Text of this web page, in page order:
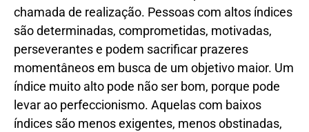
chamada de realização. Pessoas com altos índices
são determinadas, comprometidas, motivadas,
perseverantes e podem sacrificar prazeres
momentâneos em busca de um objetivo maior. Um
índice muito alto pode não ser bom, porque pode
levar ao perfeccionismo. Aquelas com baixos
índices são menos exigentes, menos obstinadas,